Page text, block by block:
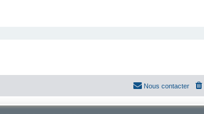
Nous contacter